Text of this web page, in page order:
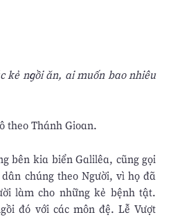
kẻ ngồi ăn, ai muốn bao nhiêu
theo Thánh Gioan.
bên kia biển Galilêa, cũng gọi
chúng theo Người, vì họ đã
làm cho những kẻ bệnh tật.
đó với các môn đệ. Lễ Vượt